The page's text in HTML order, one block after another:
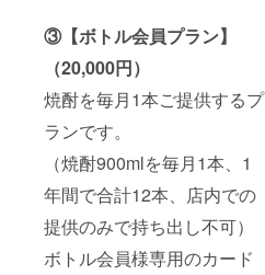
③【ボトル会員プラン】
（20,000円）
焼酎を毎月1本ご提供するプ
ランです。
（焼酎900mlを毎月1本、1
年間で合計12本、店内での
提供のみで持ち出し不可）
ボトル会員様専用のカード